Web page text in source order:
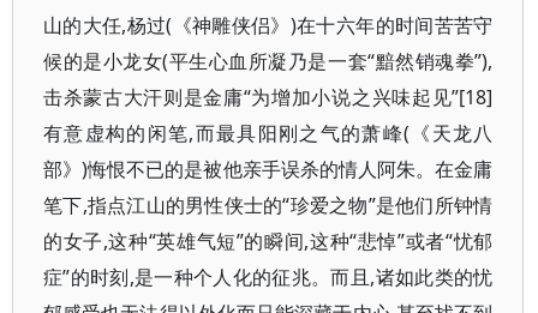
山的大任,杨过(《神雕侠侣》)在十六年的时间苦苦守
候的是小龙女(平生心血所凝乃是一套“黯然销魂拳”),
击杀蒙古大汗则是金庸“为增加小说之兴味起见”[18]
有意虚构的闲笔,而最具阳刚之气的萧峰(《天龙八
部》)悔恨不已的是被他亲手误杀的情人阿朱。在金庸
笔下,指点江山的男性侠士的“珍爱之物”是他们所钟情
的女子,这种“英雄气短”的瞬间,这种“悲悼”或者“忧郁
症”的时刻,是一种个人化的征兆。而且,诸如此类的忧